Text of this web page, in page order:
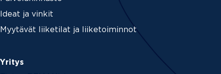
Ideat ja vinkit
Myytävät liiketilat ja liiketoiminnot
Yritys